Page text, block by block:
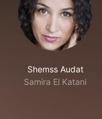
Shemss Audat
Samira El Katani